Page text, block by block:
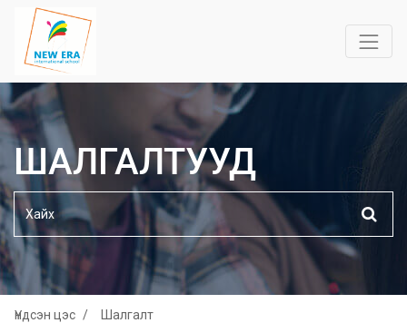
ШАЛГАЛТУУД
Үндсэн цэс
Шалгалт